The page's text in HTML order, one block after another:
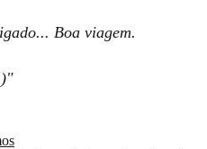
Boa viagem.
)"